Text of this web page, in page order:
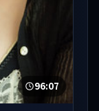
96:07